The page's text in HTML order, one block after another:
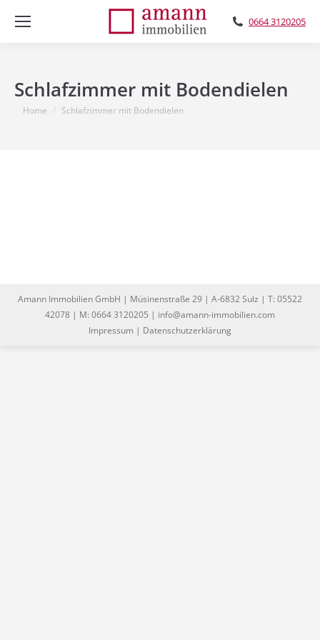
0664 3120205
Schlafzimmer mit Bodendielen
You are here:
Home Schlafzimmer mit Bodendielen
Amann Immobilien GmbH | Müsinenstraße 29 | A-6832 Sulz | T: 05522
42078 | M: 0664 3120205 | info@amann-immobilien.com
Impressum | Datenschutzerklärung